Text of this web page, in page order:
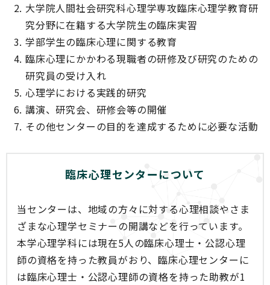
大学院人間社会研究科心理学専攻臨床心理学教育研
究分野に在籍する大学院生の臨床実習
学部学生の臨床心理に関する教育
臨床心理にかかわる現職者の研修及び研究のための
研究員の受け入れ
心理学における実践的研究
講演、研究会、研修会等の開催
その他センターの目的を達成するために必要な活動
臨床心理センターについて
当センターは、地域の方々に対する心理相談やさま
ざまな心理学セミナーの開講などを行っています。
本学心理学科には現在5人の臨床心理士・公認心理
師の資格を持った教員がおり、臨床心理センターに
は臨床心理士・公認心理師の資格を持った助教が1